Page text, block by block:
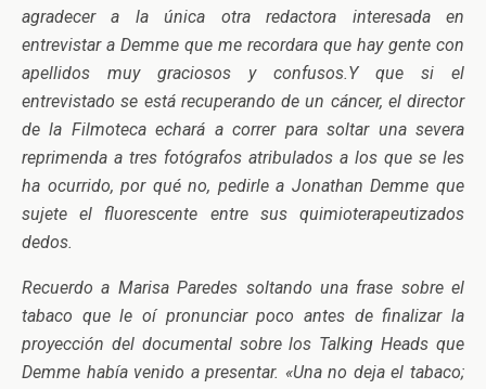
agradecer a la única otra redactora interesada en
entrevistar a Demme que me recordara que hay gente con
apellidos muy graciosos y confusos.Y que si el
entrevistado se está recuperando de un cáncer, el director
de la Filmoteca echará a correr para soltar una severa
reprimenda a tres fotógrafos atribulados a los que se les
ha ocurrido, por qué no, pedirle a Jonathan Demme que
sujete el fluorescente entre sus quimioterapeutizados
dedos.
Recuerdo a Marisa Paredes soltando una frase sobre el
tabaco que le oí pronunciar poco antes de finalizar la
proyección del documental sobre los Talking Heads que
Demme había venido a presentar. «Una no deja el tabaco;